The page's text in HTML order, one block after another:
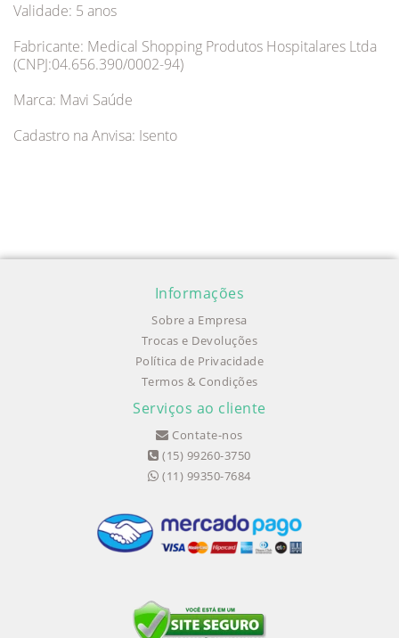
Validade: 5 anos
Fabricante: Medical Shopping Produtos Hospitalares Ltda
(CNPJ:04.656.390/0002-94)
Marca: Mavi Saúde
Cadastro na Anvisa: Isento
Informações
Sobre a Empresa
Trocas e Devoluções
Política de Privacidade
Termos & Condições
Serviços ao cliente
Contate-nos
(15) 99260-3750
(11) 99350-7684